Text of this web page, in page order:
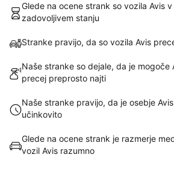
Glede na ocene strank so vozila Avis
zadovoljivem stanju
Stranke pravijo, da so vozila Avis
Naše stranke so dejale, da je mogoče
precej preprosto najti
Naše stranke pravijo, da je osebje
učinkovito
Glede na ocene strank je razmerje
vozil Avis razumno